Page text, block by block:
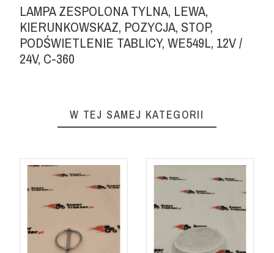
LAMPA ZESPOLONA TYLNA, LEWA,
KIERUNKOWSKAZ, POZYCJA, STOP,
PODŚWIETLENIE TABLICY, WE549L, 12V /
24V, C-360
W TEJ SAMEJ KATEGORII